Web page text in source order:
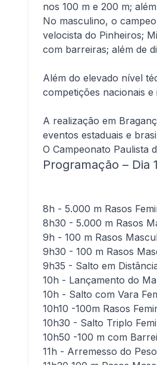
nos 100 m e 200 m;
No masculino, o
velocista do Pinheiros;
com barreiras; além de
Além do elevado nível
competições nacionais
A realização em
eventos estaduais e
O Campeonato Paulista
Programação – Dia 1
8h - 5.000 m Rasos
8h30 - 5.000 m Rasos
9h - 100 m Rasos
9h30 - 100 m Rasos
9h35 - Salto em
10h - Lançamento do
10h - Salto com Vara
10h10 -100m Rasos
10h30 - Salto Triplo
10h50 -100 m com
11h - Arremesso do